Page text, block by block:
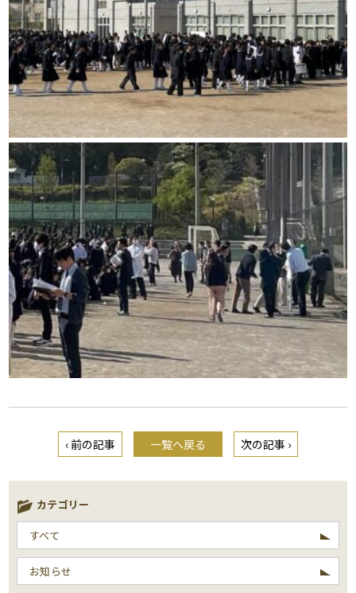
‹ 前の記事 一覧へ戻る 次の記事 ›
カテゴリー
すべて
お知らせ